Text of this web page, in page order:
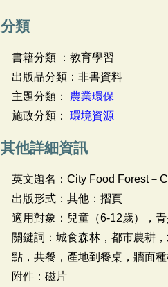
分類
書籍分類 ：教育學習
出版品分類：非書資料
主題分類： 農業環保
施政分類： 環境資源
其他詳細資訊
英文題名： City Food Forest－
出版形式：其他：摺頁
適用對象：兒童（6-12歲），
關鍵詞：城食森林，都市農耕
點，共餐，產地到餐桌，牆面
附件：磁片